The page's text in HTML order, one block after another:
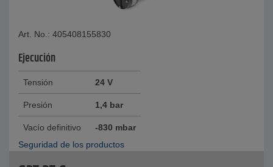
Art. No.: 405408155830
Ejecución
Tensión 24 V
Presión 1,4 bar
Vacío definitivo
-830 mbar
Seguridad de los productos